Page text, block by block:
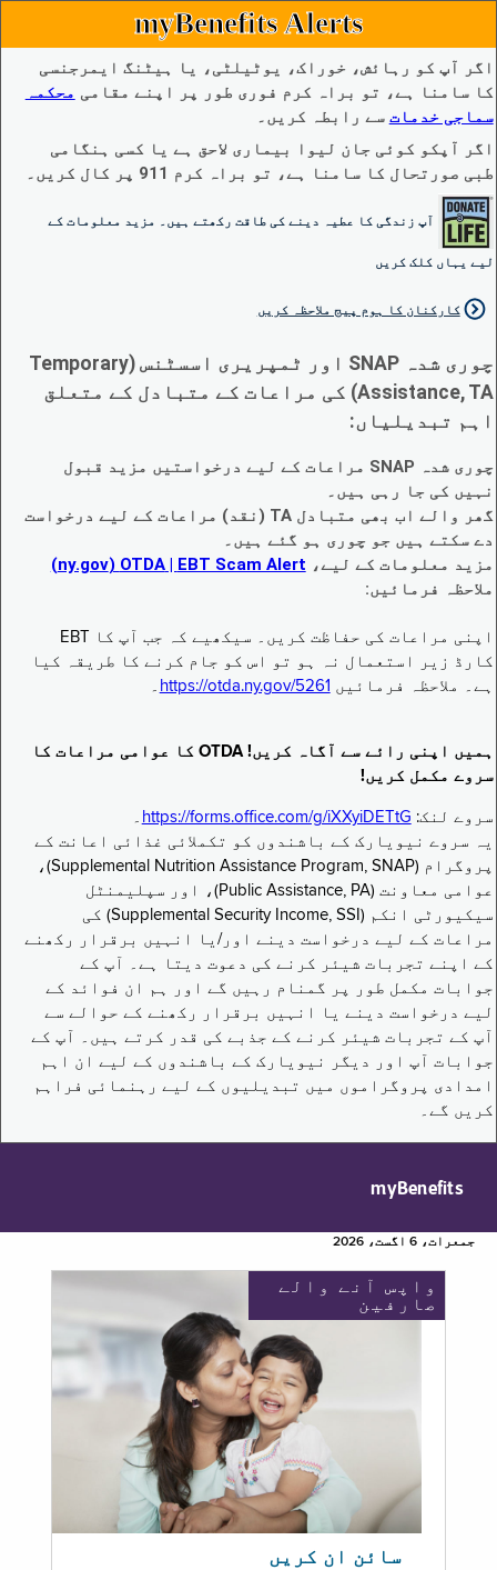
myBenefits Alerts
اگر آپ کو رہائش، خوراک، یوٹیلٹی، یا ہیٹنگ ایمرجنسی
کا سامنا ہے، تو براہ کرم فوری طور پر اپنے مقامی محکمہ
سماجی خدمات سے رابطہ کریں۔
اگر آپکو کوئی جان لیوا بیماری لاحق ہے یا کسی ہنگامی
طبی صورتحال کا سامنا ہے، تو براہ کرم 911 پر کال کریں۔
آپ زندگی کا عطیہ دینے کی طاقت رکھتے ہیں۔ مزید معلومات کے
لیے یہاں کلک کریں
کارکنان کا ہوم پیج ملاحظہ کریں
چوری شدہ SNAP اور ٹمپریری اسسٹنس (Temporary
Assistance, TA) کی مراعات کے متبادل کے متعلق
اہم تبدیلیاں:
چوری شدہ SNAP مراعات کے لیے درخواستیں مزید قبول
نہیں کی جا رہی ہیں۔
گھر والے اب بھی متبادل TA (نقد) مراعات کے لیے درخواست
دے سکتے ہیں جو چوری ہو گئے ہیں۔
مزید معلومات کے لیے، EBT Scam Alert ‏| OTDA ‏(ny.gov)
ملاحظہ فرمائیں:
اپنی مراعات کی حفاظت کریں۔ سیکھیے کہ جب آپ کا EBT
کارڈ زیر استعمال نہ ہو تو اس کو جام کرنے کا طریقہ کیا
ہے۔ ملاحظہ فرمائیں https://otda.ny.gov/5261 ۔
ہمیں اپنی رائے سے آگاہ کریں! OTDA کا عوامی مراعات کا
سروے مکمل کریں!
سروے لنک: https://forms.office.com/g/iXXyiDETtG ۔
یہ سروے نیویارک کے باشندوں کو تکملائی غذائی اعانت کے
پروگرام (Supplemental Nutrition Assistance Program, SNAP)،
عوامی معاونت (Public Assistance, PA)، اور سپلیمنٹل
سیکیورٹی انکم (Supplemental Security Income, SSI) کی
مراعات کے لیے درخواست دینے اور/یا انہیں برقرار رکھنے
کے اپنے تجربات شیئر کرنے کی دعوت دیتا ہے۔ آپ کے
جوابات مکمل طور پر گمنام رہیں گے اور ہم ان فوائد کے
لیے درخواست دینے یا انہیں برقرار رکھنے کے حوالے سے
آپ کے تجربات شیئر کرنے کے جذبے کی قدر کرتے ہیں۔ آپ کے
جوابات آپ اور دیگر نیویارک کے باشندوں کے لیے ان اہم
امدادی پروگراموں میں تبدیلیوں کے لیے رہنمائی فراہم
کریں گے۔
myBenefits
جمعرات، 6 اگست، 2026
واپس آنے والے
صارفین
سائن ان کریں